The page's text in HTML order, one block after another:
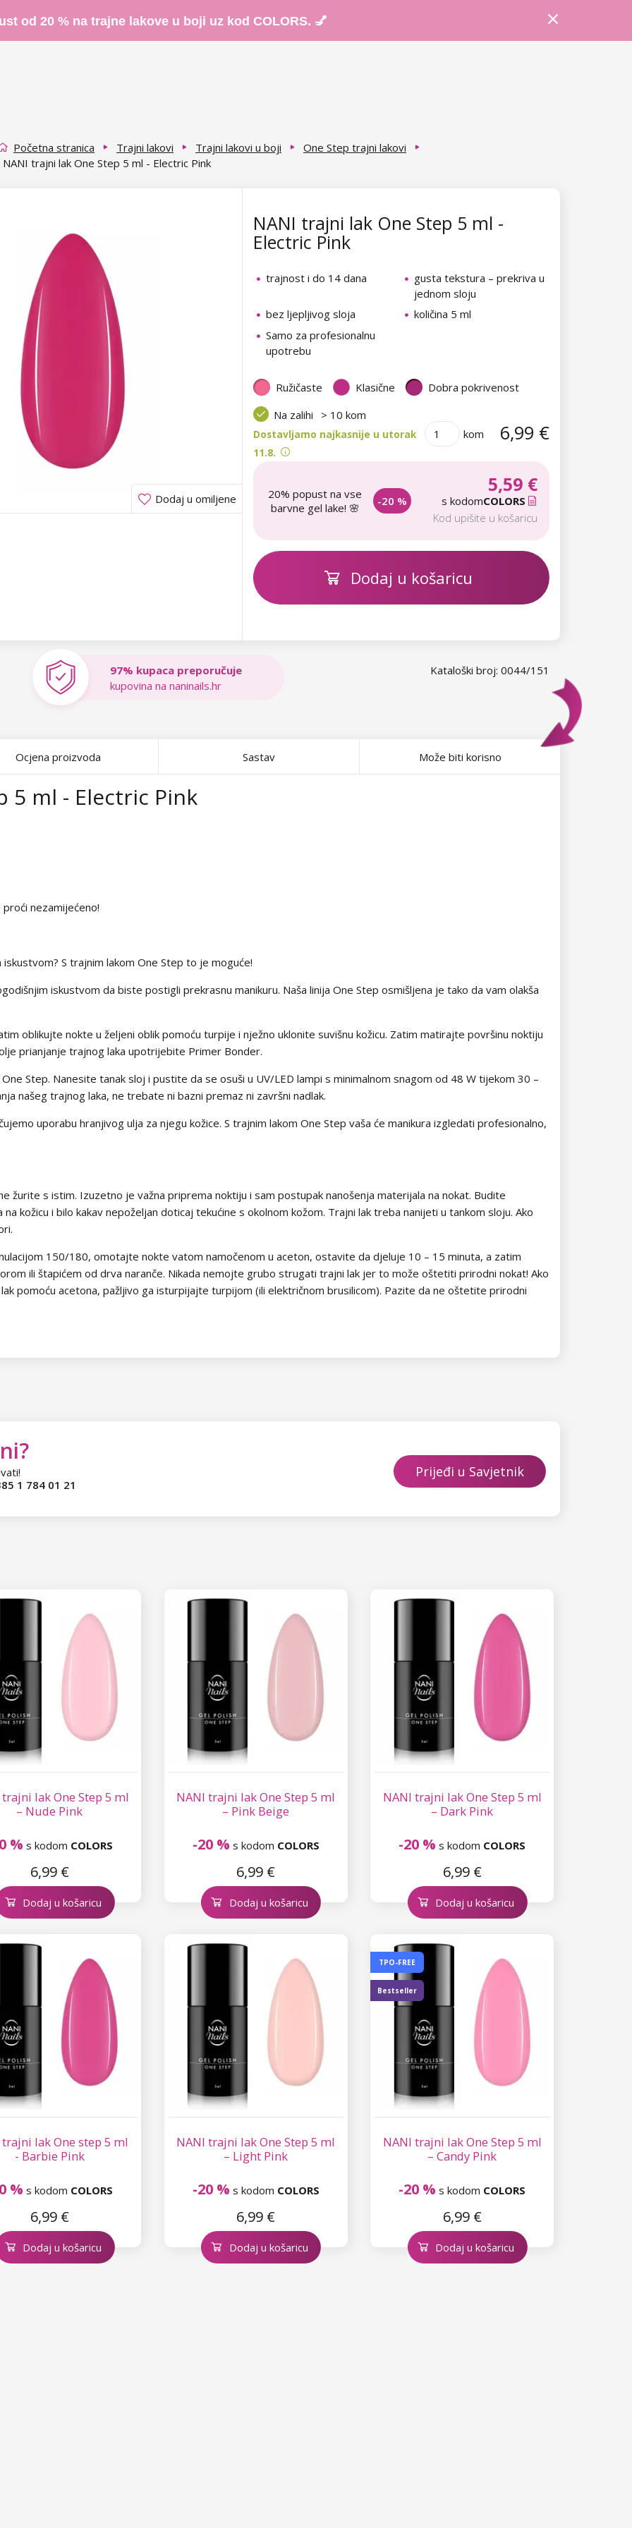
od 20 % na trajne lakove u boji uz kod COLORS. 💅
Početna stranica Trajni lakovi Trajni lakovi u boji
One Step trajni lakovi
NANI trajni lak One Step 5 ml - Electric Pink
Dodaj u omiljene
NANI trajni lak One Step 5 ml -
Electric Pink
trajnost i do 14 dana
gusta tekstura – prekriva u
jednom sloju
bez ljepljivog sloja
količina 5 ml
Samo za profesionalnu
upotrebu
Ružičaste Klasične
Dobra pokrivenost
Na zalihi
> 10 kom
Dostavljamo najkasnije u utorak
11.8.
kom 6,99 €
20% popust na vse
barvne gel lake! 🌸
-20 %
5,59 €
s kodomCOLORS
Kod upišite u košaricu
Dodaj u košaricu
Kataloški broj: 0044/151
97% kupaca preporučuje
kupovina na naninails.hr
5 ml - Electric Pink
proći nezamijećeno!
S trajnim lakom One Step to je moguće!
iskustvom da biste postigli prekrasnu manikuru. Naša linija One Step osmišljena je tako da vam olakša
oblikujte nokte u željeni oblik pomoću turpije i nježno uklonite suvišnu kožicu. Zatim matirajte površinu noktiju
prianjanje trajnog laka upotrijebite Primer Bonder.
Step. Nanesite tanak sloj i pustite da se osuši u UV/LED lampi s minimalnom snagom od 48 W tijekom 30 –
našeg trajnog laka, ne trebate ni bazni premaz ni završni nadlak.
uporabu hranjivog ulja za njegu kožice. S trajnim lakom One Step vaša će manikura izgledati profesionalno,
žurite s istim. Izuzetno je važna priprema noktiju i sam postupak nanošenja materijala na nokat. Budite
kožicu i bilo kakav nepoželjan doticaj tekućine s okolnom kožom. Trajni lak treba nanijeti u tankom sloju. Ako
150/180, omotajte nokte vatom namočenom u aceton, ostavite da djeluje 10 – 15 minuta, a zatim
ili štapićem od drva naranče. Nikada nemojte grubo strugati trajni lak jer to može oštetiti prirodni nokat! Ako
pomoću acetona, pažljivo ga isturpijajte turpijom (ili električnom brusilicom). Pazite da ne oštetite prirodni
Ocjena proizvoda Sastav Može biti korisno
1 784 01 21
Prijeđi u Savjetnik
lak One Step 5 ml
– Nude Pink
% s kodom COLORS
6,99 €
Dodaj u košaricu
NANI trajni lak One Step 5 ml
– Pink Beige
-20 % s kodom COLORS
6,99 €
Dodaj u košaricu
NANI trajni lak One Step 5 ml
– Dark Pink
-20 % s kodom COLORS
6,99 €
Dodaj u košaricu
lak One step 5 ml
- Barbie Pink
% s kodom COLORS
6,99 €
Dodaj u košaricu
NANI trajni lak One Step 5 ml
– Light Pink
-20 % s kodom COLORS
6,99 €
Dodaj u košaricu
NANI trajni lak One Step 5 ml
– Candy Pink
-20 % s kodom COLORS
6,99 €
TPO-FREE
Bestseller
Dodaj u košaricu